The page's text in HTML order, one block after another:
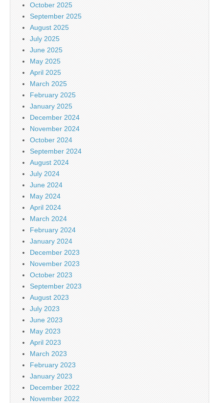
October 2025
September 2025
August 2025
July 2025
June 2025
May 2025
April 2025
March 2025
February 2025
January 2025
December 2024
November 2024
October 2024
September 2024
August 2024
July 2024
June 2024
May 2024
April 2024
March 2024
February 2024
January 2024
December 2023
November 2023
October 2023
September 2023
August 2023
July 2023
June 2023
May 2023
April 2023
March 2023
February 2023
January 2023
December 2022
November 2022